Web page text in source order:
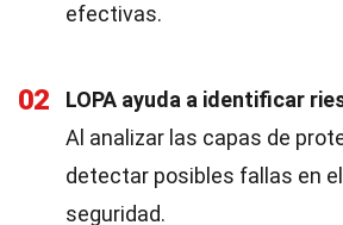
efectivas.
02
LOPA ayuda a identificar
Al analizar las capas de
detectar posibles fallas en
seguridad.